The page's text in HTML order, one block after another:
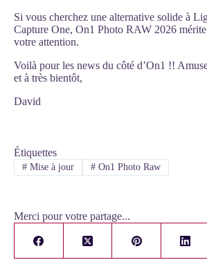
Si vous cherchez une alternative solide à
Capture One, On1 Photo RAW 2026
votre attention.
Voilà pour les news du côté d’On1 !!
et à très bientôt,
David
Étiquettes
#Mise à jour #On1 Photo Raw
Merci pour votre partage...